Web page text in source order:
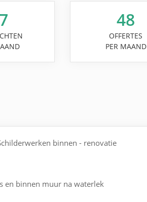
48
OFFERTES
PER MAAND
binnen - renovatie
en binnen muur na waterlek